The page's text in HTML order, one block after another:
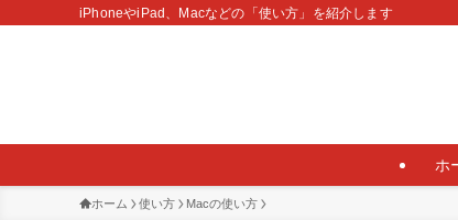
iPhoneやiPad、Macなどの「使い方」を紹介します
ホ
ホーム 使い方 Macの使い方